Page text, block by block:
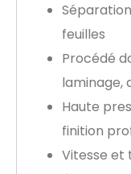
feuilles
Procédé
laminage,
Haute
finition
Vitesse et